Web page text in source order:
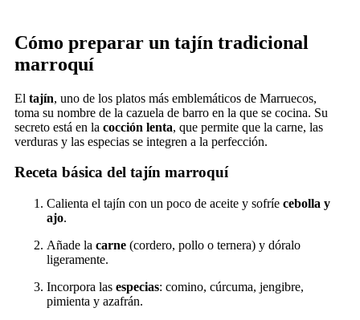
Cómo preparar un tajín tradicional
marroquí
El tajín, uno de los platos más emblemáticos de Marruecos,
toma su nombre de la cazuela de barro en la que se cocina. Su
secreto está en la cocción lenta, que permite que la carne, las
verduras y las especias se integren a la perfección.
Receta básica del tajín marroquí
Calienta el tajín con un poco de aceite y sofríe cebolla y
ajo.
Añade la carne (cordero, pollo o ternera) y dóralo
ligeramente.
Incorpora las especias: comino, cúrcuma, jengibre,
pimienta y azafrán.